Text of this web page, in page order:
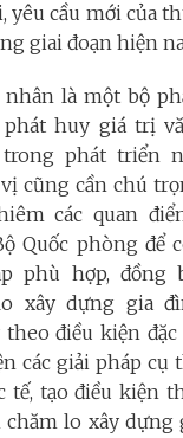
yêu cầu mới của
giai đoạn hiện
nhân là một bộ
phát huy giá trị
phát triển
cũng cần chú
các quan
Quốc phòng để
phù hợp, đồng
xây dựng gia
điều kiện đặc
các giải pháp cụ
tạo điều kiện
chăm lo xây